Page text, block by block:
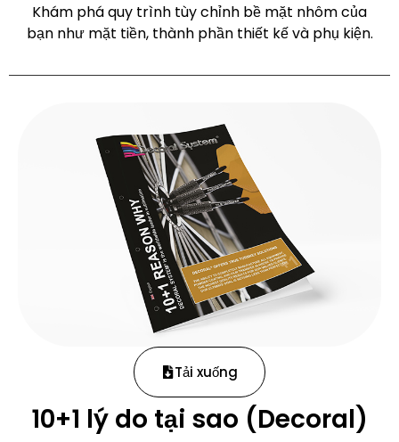
Khám phá quy trình tùy chỉnh bề mặt nhôm của
bạn như mặt tiền, thành phần thiết kế và phụ kiện.
Tải xuống
10+1 lý do tại sao (Decoral)